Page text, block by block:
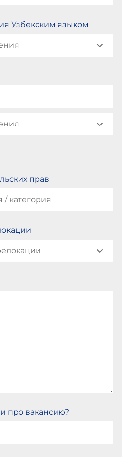
Узбекским языком
прав
про вакансию?